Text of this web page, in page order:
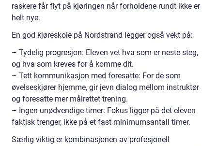
raskere får flyt på kjøringen når forholdene rundt ikke er
helt nye.
En god kjøreskole på Nordstrand legger også vekt på:
– Tydelig progresjon: Eleven vet hva som er neste steg,
og hva som kreves for å komme dit.
– Tett kommunikasjon med foresatte: For de som
øvelseskjører hjemme, gir jevn dialog mellom instruktør
og foresatte mer målrettet trening.
– Ingen unødvendige timer: Fokus ligger på det eleven
faktisk trenger, ikke på et fast minimumsantall timer.
Særlig viktig er kombinasjonen av profesjonell